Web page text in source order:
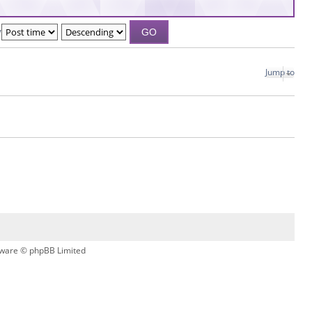
Jump to
© phpBB Limited